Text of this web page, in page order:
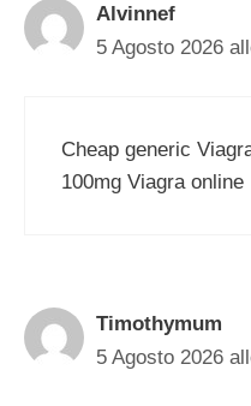
Alvinnef
5 Agosto 2026
Cheap generic
100mg Viagra online
Timothymum
5 Agosto 2026